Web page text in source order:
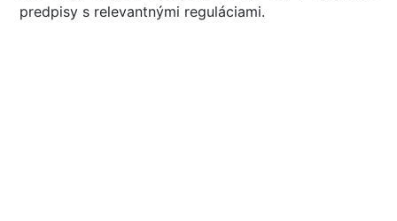
predpisy s relevantnými reguláciami.